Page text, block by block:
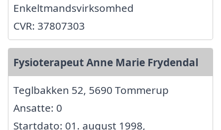
Enkeltmandsvirksomhed
CVR: 37807303
Fysioterapeut Anne Marie Frydendal
Teglbakken 52, 5690 Tommerup
Ansatte: 0
Startdato: 01. august 1998,